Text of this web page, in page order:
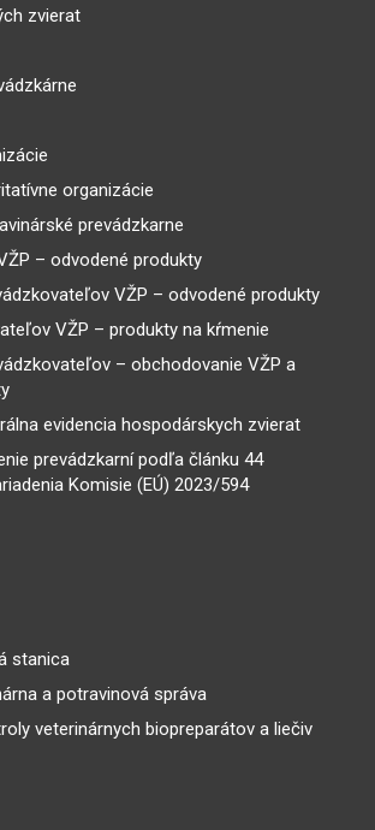
zvierat
organizácie
prevádzkarne
– odvodené produkty
VŽP – odvodené produkty
VŽP – produkty na kŕmenie
– obchodovanie VŽP a
evidencia hospodárskych zvierat
prevádzkarní podľa článku 44
Komisie (EÚ) 2023/594
stanica
a potravinová správa
veterinárnych biopreparátov a liečiv